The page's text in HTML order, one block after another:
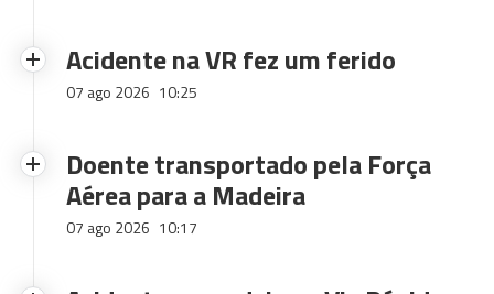
Acidente na VR fez um ferido
07 ago 2026 10:25
Doente transportado pela Força
Aérea para a Madeira
07 ago 2026 10:17